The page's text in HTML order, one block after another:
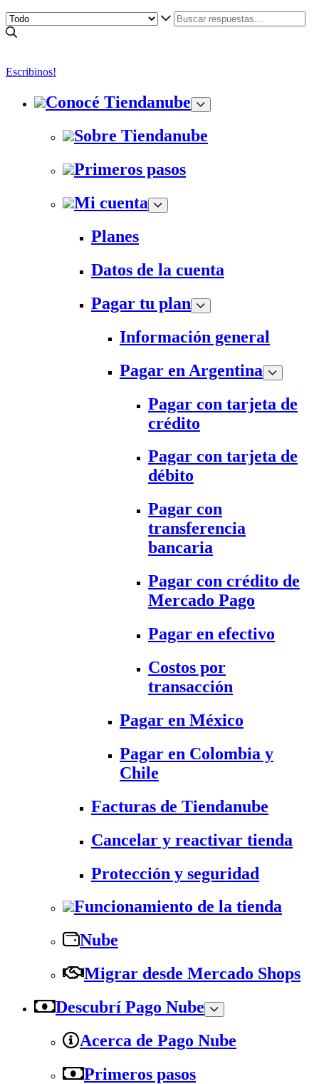
Escribinos!
Conocé Tiendanube
Sobre Tiendanube
Primeros pasos
Mi cuenta
Planes
Datos de la cuenta
Pagar tu plan
Información general
Pagar en Argentina
Pagar con tarjeta de
crédito
Pagar con tarjeta de
débito
Pagar con
transferencia
bancaria
Pagar con crédito de
Mercado Pago
Pagar en efectivo
Costos por
transacción
Pagar en México
Pagar en Colombia y
Chile
Facturas de Tiendanube
Cancelar y reactivar tienda
Protección y seguridad
Funcionamiento de la tienda
Nube
Migrar desde Mercado Shops
Descubrí Pago Nube
Acerca de Pago Nube
Primeros pasos